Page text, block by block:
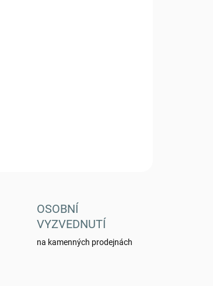
OSOBNÍ
VYZVEDNUTÍ
na kamenných prodejnách